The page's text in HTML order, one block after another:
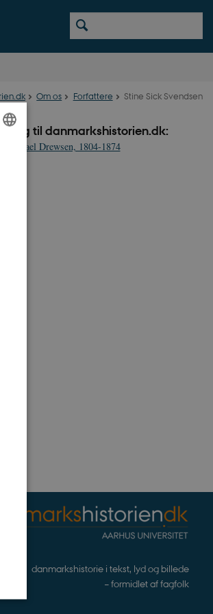
Om os Forfattere Stine Sick Svendsen
Bidrag til danmarkshistorien.dk:
Michael Drewsen, 1804-1874
danmarkshistorie i tekst, lyd og billede
– formidlet af fagfolk